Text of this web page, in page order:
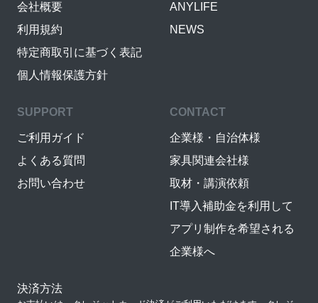
会社概要
利用規約
特定商取引に基づく表記
個人情報保護方針
ANYLIFE
NEWS
SUPPORT
ご利用ガイド
よくある質問
お問い合わせ
CONTACT
企業様・自治体様
家具関連会社様
取材・講演依頼
IT導入補助金を利用して
アプリ制作を希望される
企業様へ
決済方法